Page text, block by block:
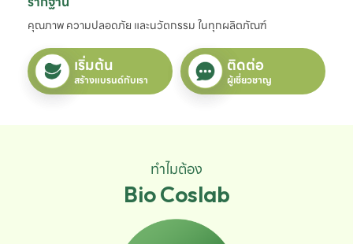
คุณภาพ ความปลอดภัย และนวัตกรรม ในทุกผลิตภัณฑ์
เริ่มต้น
สร้างแบรนด์กับเรา
ติดต่อ
ผู้เชี่ยวชาญ
ทำไมต้อง
Bio Coslab